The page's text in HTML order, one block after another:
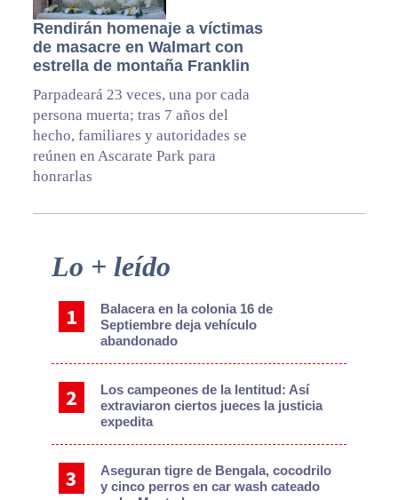
Rendirán homenaje a víctimas
de masacre en Walmart con
estrella de montaña Franklin
Parpadeará 23 veces, una por cada
persona muerta; tras 7 años del
hecho, familiares y autoridades se
reúnen en Ascarate Park para
honrarlas
Primary
Lo + leído
Balacera en la colonia 16 de
Septiembre deja vehículo
abandonado
Los campeones de la lentitud: Así
extraviaron ciertos jueces la justicia
expedita
Aseguran tigre de Bengala, cocodrilo
y cinco perros en car wash cateado